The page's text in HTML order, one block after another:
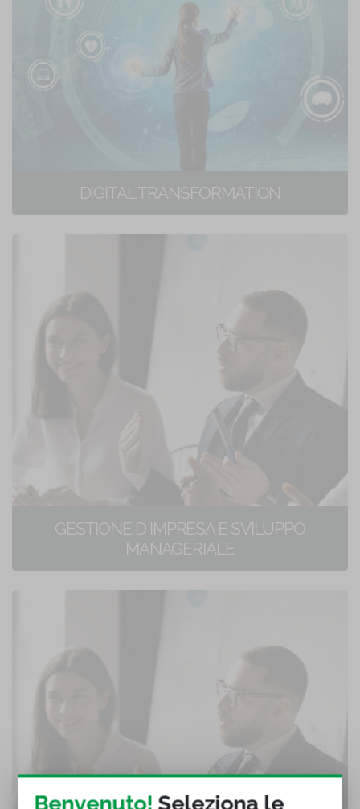
DIGITAL TRANSFORMATION
35 corsi di formazione online
GESTIONE D IMPRESA E SVILUPPO
MANAGERIALE
25 corsi di formazione online
Benvenuto! Seleziona le